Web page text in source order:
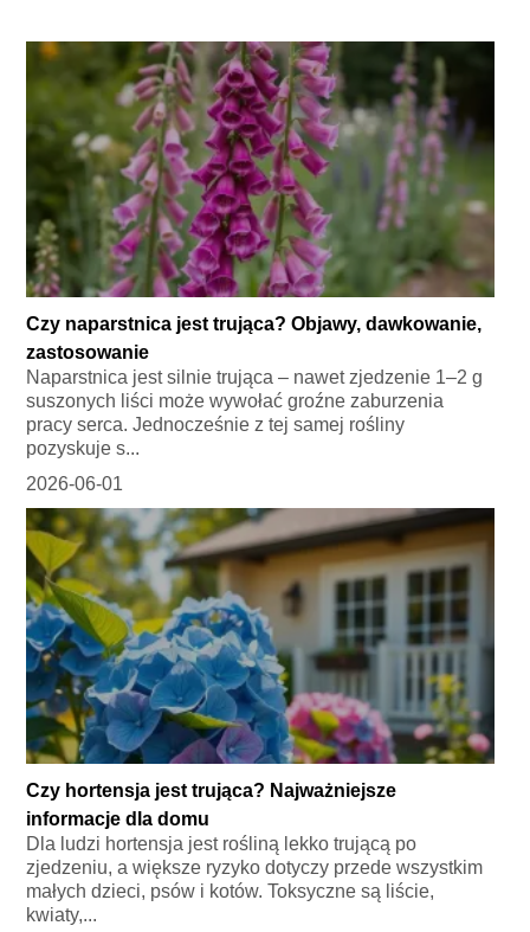
Czy naparstnica jest trująca? Objawy, dawkowanie,
zastosowanie
Naparstnica jest silnie trująca – nawet zjedzenie 1–2 g
suszonych liści może wywołać groźne zaburzenia
pracy serca. Jednocześnie z tej samej rośliny
pozyskuje s...
2026-06-01
Czy hortensja jest trująca? Najważniejsze
informacje dla domu
Dla ludzi hortensja jest rośliną lekko trującą po
zjedzeniu, a większe ryzyko dotyczy przede wszystkim
małych dzieci, psów i kotów. Toksyczne są liście,
kwiaty,...